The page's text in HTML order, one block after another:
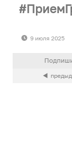
9 июля 2025